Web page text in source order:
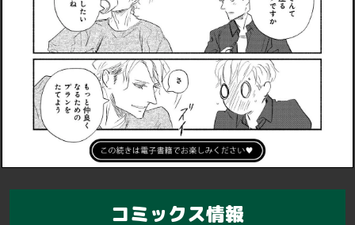
コミックス情報